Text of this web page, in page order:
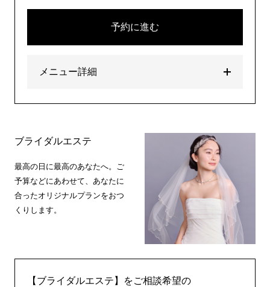
予約に進む
メニュー詳細
ブライダルエステ
最高の日に最高のあなたへ。ご
予算などにあわせて、あなたに
合ったオリジナルプランをおつ
くりします。
【ブライダルエステ】をご相談希望の